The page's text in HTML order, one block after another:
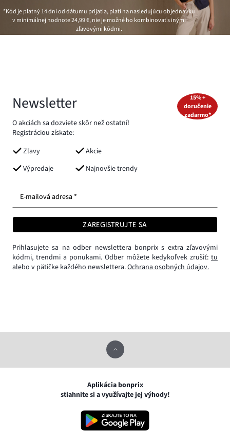
*Kód je platný 14 dní od dátumu prijatia, platí na nasledujúcu objednávku
v minimálnej hodnote24,99 €, nie je možné ho kombinovať s inými
zľavovými kódmi.
Newsletter
O akciách sa dozviete skôr než ostatní!
Registráciou získate:
Zľavy
Akcie
Výpredaje
Najnovšie trendy
15% +
doručenie
zadarmo*
E-mailová adresa *
ZAREGISTRUJTE SA
Prihlasujete sa na odber newslettera bonprix s extra zľavovými
kódmi, trendmi a ponukami. Odber môžete kedykoľvek zrušiť: tu
alebo v pätičke každého newslettera.Ochrana osobných údajov.
Aplikácia bonprix
stiahnite si a využívajte jej výhody!